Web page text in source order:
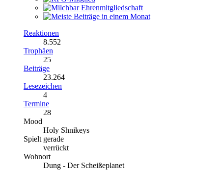
Reaktionen
8.552
Trophäen
25
Beiträge
23.264
Lesezeichen
4
Termine
28
Mood
Holy Shnikeys
Spielt gerade
verrückt
Wohnort
Dung - Der Scheißeplanet